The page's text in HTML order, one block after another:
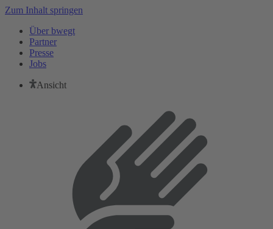
Zum Inhalt springen
Über bwegt
Partner
Presse
Jobs
Ansicht